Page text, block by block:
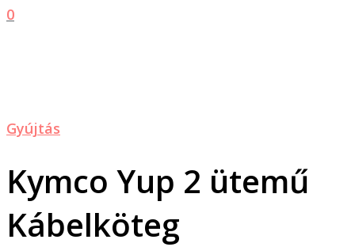
0
Gyújtás
Kymco Yup 2 ütemű
Kábelköteg